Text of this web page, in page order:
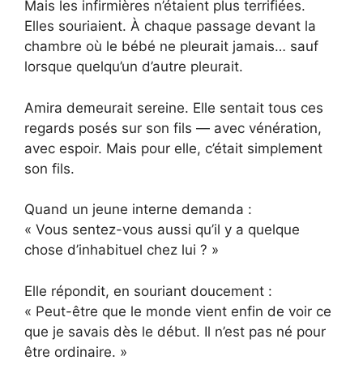
Mais les infirmières n’étaient plus terrifiées.
Elles souriaient. À chaque passage devant la
chambre où le bébé ne pleurait jamais… sauf
lorsque quelqu’un d’autre pleurait.
Amira demeurait sereine. Elle sentait tous ces
regards posés sur son fils — avec vénération,
avec espoir. Mais pour elle, c’était simplement
son fils.
Quand un jeune interne demanda :
« Vous sentez-vous aussi qu’il y a quelque
chose d’inhabituel chez lui ? »
Elle répondit, en souriant doucement :
« Peut-être que le monde vient enfin de voir ce
que je savais dès le début. Il n’est pas né pour
être ordinaire. »